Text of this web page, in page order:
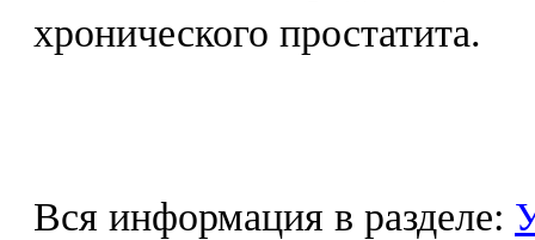
хронического простатита.
Вся информация в разделе: